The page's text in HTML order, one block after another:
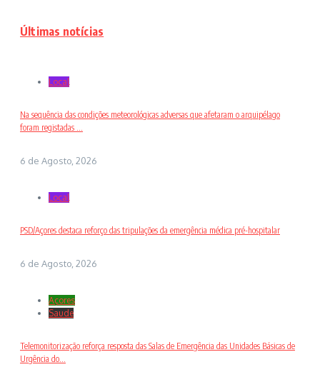
Últimas notícias
Local
Na sequência das condições meteorológicas adversas que afetaram o arquipélago
foram registadas ...
6 de Agosto, 2026
Local
PSD/Açores destaca reforço das tripulações da emergência médica pré-hospitalar
6 de Agosto, 2026
Açores
Saude
Telemonitorização reforça resposta das Salas de Emergência das Unidades Básicas de
Urgência do...